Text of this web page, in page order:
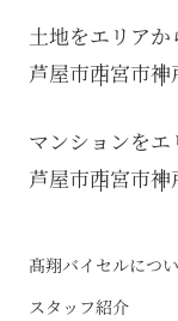
土地をエリアか
芦屋市西宮市神
マンションを
芦屋市西宮市神
髙翔バイセルにつ
スタッフ紹介